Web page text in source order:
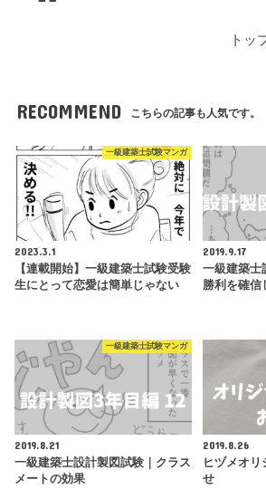
トッ
RECOMMEND こちらの記事も人気です。
一級建築士試験マンガ
2023.3.1
【連載開始】一級建築士試験受験
生にとって恋愛は簡単じゃない
2019.9.17
一級建築士
勝利を確信
一級建築士試験マンガ
2019.8.21
一級建築士設計製図試験｜クラス
メートの効果
2019.8.26
ヒヅメオリ
せ